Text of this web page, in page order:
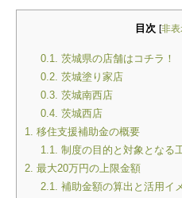
目次 [非表
0.1. 茨城県の店舗はコチラ！
0.2. 茨城塗り家店
0.3. 茨城南西店
0.4. 茨城西店
1. 移住支援補助金の概要
1.1. 制度の目的と対象となる
2. 最大20万円の上限金額
2.1. 補助金額の算出と活用イ